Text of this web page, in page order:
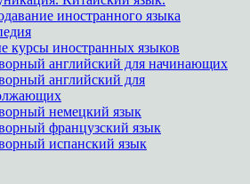
иностранного языка
курсы иностранных языков
английский для начинающих
английский для
немецкий язык
французский язык
испанский язык